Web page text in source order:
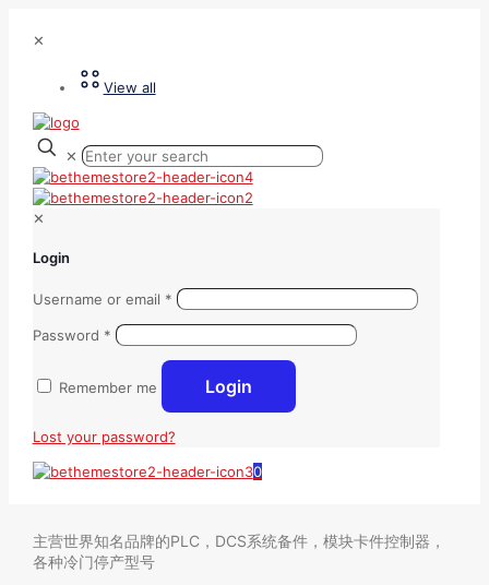
✕
View all
✕
✕
Login
Username or email *
Password *
Remember me Login
Lost your password?
0
主营世界知名品牌的PLC，DCS系统备件，模块卡件控制器，
各种冷门停产型号